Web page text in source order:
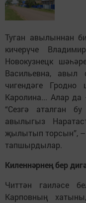
Туган авылыннан
кичерүче
Новокузнецк
Васильевна,
чигендәге
Каролина... Алар
“Сезгә аталган
авылыгыз
җылытып торсын”, –
тапшырдылар.
Киленнәрнең бер
Читтән гаиләсе
Карповның